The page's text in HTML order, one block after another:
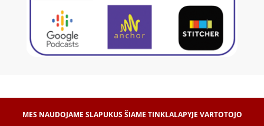
MES NAUDOJAME SLAPUKUS ŠIAME TINKLALAPYJE VARTOTOJO